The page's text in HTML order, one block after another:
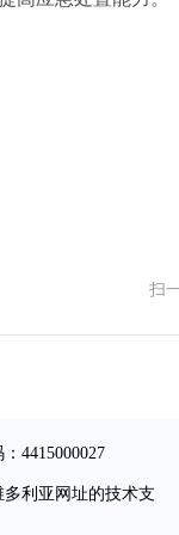
扫
4415000027
利亚网址的技术支